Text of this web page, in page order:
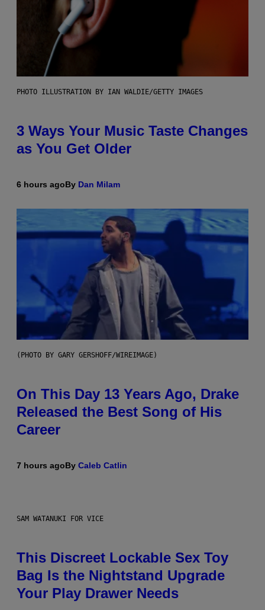
PHOTO ILLUSTRATION BY IAN WALDIE/GETTY IMAGES
3 Ways Your Music Taste Changes
as You Get Older
6 hours agoBy Dan Milam
(PHOTO BY GARY GERSHOFF/WIREIMAGE)
On This Day 13 Years Ago, Drake
Released the Best Song of His
Career
7 hours agoBy Caleb Catlin
SAM WATANUKI FOR VICE
This Discreet Lockable Sex Toy
Bag Is the Nightstand Upgrade
Your Play Drawer Needs